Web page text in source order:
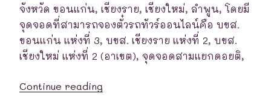
จังหวัด ขอนแก่น, เชียงราย, เชียงใหม่, ลำพูน, โดยมี
จุดจอดที่สามารถจองตั๋วรถทัวร์ออนไลน์คือ บขส.
ขอนแก่น แห่งที่ 3, บขส. เชียงราย แห่งที่ 2, บขส.
เชียงใหม่ แห่งที่ 2 (อาเขต), จุดจอดสามแยกดอยติ,
Continue reading